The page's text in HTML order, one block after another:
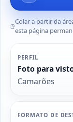
Colar a partir da
esta página
PERFIL
Foto para
Camarões
FORMATO DE